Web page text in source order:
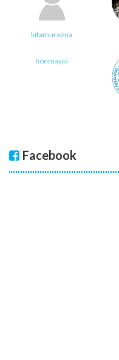
kitamuraena
honmayui
Facebook